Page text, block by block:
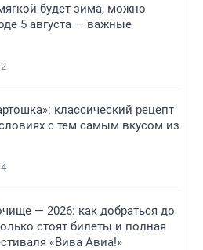
будет зима, можно
5 августа — важные
классический рецепт
с тем самым вкусом из
— 2026: как добраться до
стоят билеты и полная
«Вива Авиа!»